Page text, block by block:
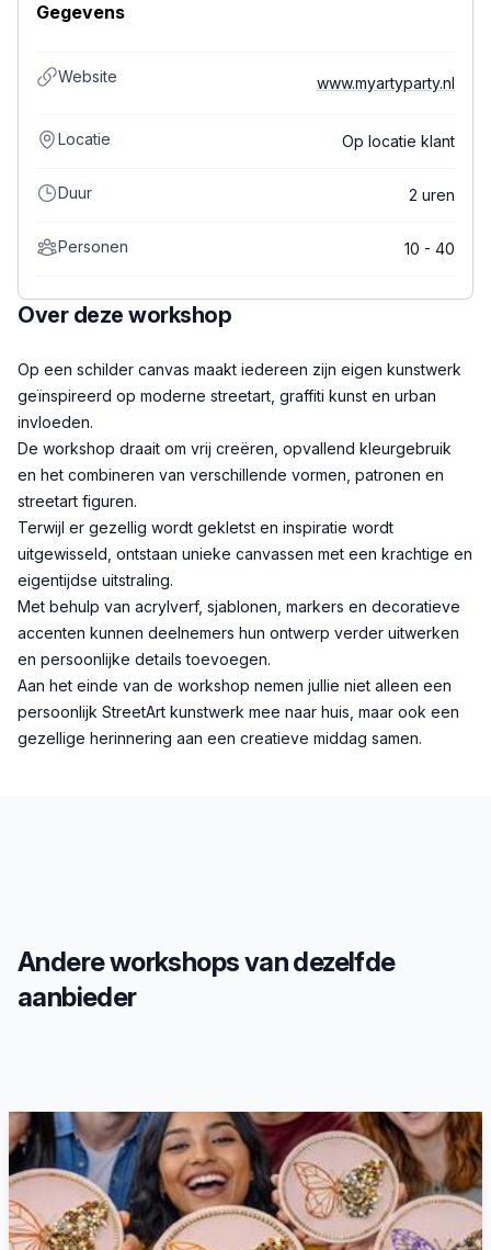
Gegevens
Website www.myartyparty.nl
Locatie Op locatie klant
Duur 2 uren
Personen 10 - 40
Over deze workshop
Beschrijving
Op een schilder canvas maakt iedereen zijn eigen kunstwerk
geïnspireerd op moderne streetart, graffiti kunst en urban
invloeden.
De workshop draait om vrij creëren, opvallend kleurgebruik
en het combineren van verschillende vormen, patronen en
streetart figuren.
Terwijl er gezellig wordt gekletst en inspiratie wordt
uitgewisseld, ontstaan unieke canvassen met een krachtige en
eigentijdse uitstraling.
Met behulp van acrylverf, sjablonen, markers en decoratieve
accenten kunnen deelnemers hun ontwerp verder uitwerken
en persoonlijke details toevoegen.
Aan het einde van de workshop nemen jullie niet alleen een
persoonlijk StreetArt kunstwerk mee naar huis, maar ook een
gezellige herinnering aan een creatieve middag samen.
Andere workshops van dezelfde
aanbieder